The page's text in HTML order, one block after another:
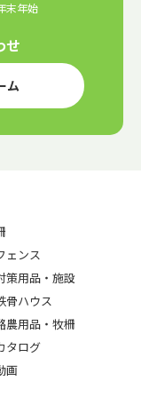
末年始
せ
ム
ェンス
策用品・施設
骨ハウス
農用品・牧柵
タログ
画